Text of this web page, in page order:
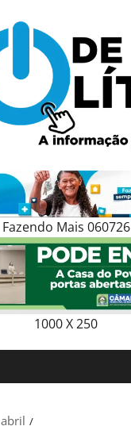
Fazendo Mais 060726
1000 X 250
abril